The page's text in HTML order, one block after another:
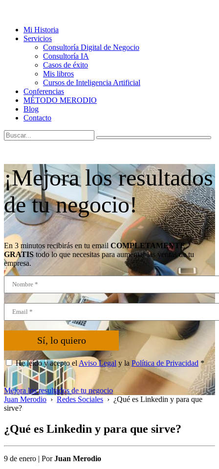
Mi Historia
Servicios
Consultoría Digital de Negocio
Consultoría IA
Casos de éxito
Mis libros
Cursos de Inteligencia Artificial
Conferencias
MÉTODO MERODIO
Blog
Contacto
¡Mejora los resultados
de tu negocio!
En 3 minutos recibirás en tu email COMPLETAMENTE
GRATIStodo lo que necesitas para aumentar las ventas de tu
empresa.
Sí, lo quiero
He leído y acepto el Aviso Legal y la Política de Privacidad *
Mejora los resultados de tu negocio
Juan Merodio › Redes Sociales › ¿Qué es Linkedin y para que
sirve?
¿Qué es Linkedin y para que sirve?
9 de enero | PorJuan Merodio